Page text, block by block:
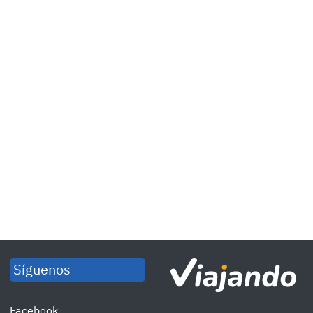
Síguenos
Facebook